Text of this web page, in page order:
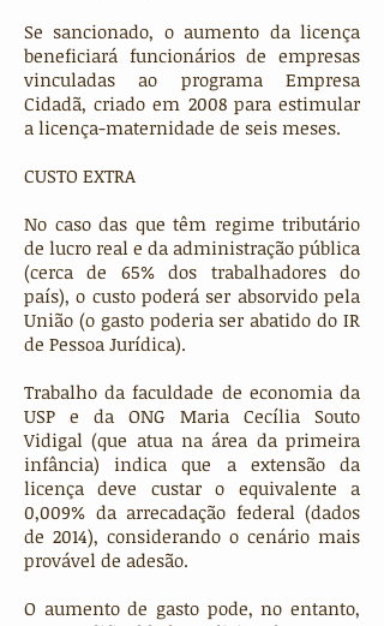
Se sancionado, o aumento da licença
beneficiará funcionários de empresas
vinculadas ao programa Empresa
Cidadã, criado em 2008 para estimular
a licença-maternidade de seis meses.
CUSTO EXTRA
No caso das que têm regime tributário
de lucro real e da administração pública
(cerca de 65% dos trabalhadores do
país), o custo poderá ser absorvido pela
União (o gasto poderia ser abatido do IR
de Pessoa Jurídica).
Trabalho da faculdade de economia da
USP e da ONG Maria Cecília Souto
Vidigal (que atua na área da primeira
infância) indica que a extensão da
licença deve custar o equivalente a
0,009% da arrecadação federal (dados
de 2014), considerando o cenário mais
provável de adesão.
O aumento de gasto pode, no entanto,